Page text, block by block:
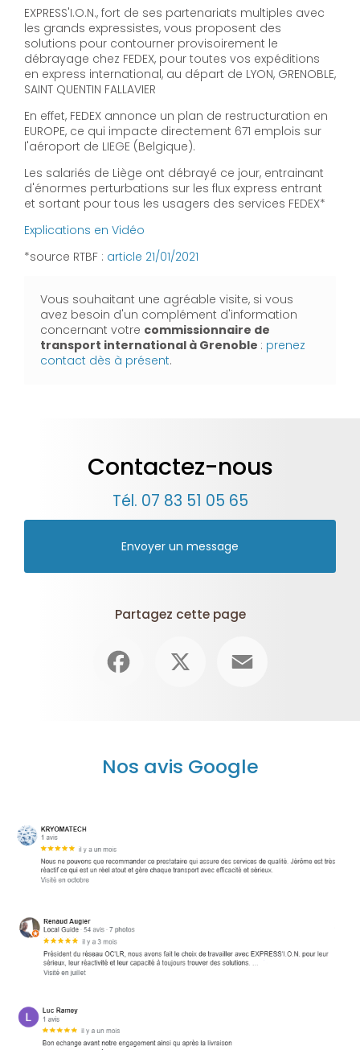
EXPRESS'I.O.N., fort de ses partenariats multiples avec
les grands expressistes, vous proposent des
solutions pour contourner provisoirement le
débrayage chez FEDEX, pour toutes vos expéditions
en express international, au départ de LYON, GRENOBLE,
SAINT QUENTIN FALLAVIER
En effet, FEDEX annonce un plan de restructuration en
EUROPE, ce qui impacte directement 671 emplois sur
l'aéroport de LIEGE (Belgique).
Les salariés de Liège ont débrayé ce jour, entrainant
d'énormes perturbations sur les flux express entrant
et sortant pour tous les usagers des services FEDEX*
Explications en Vidéo
*source RTBF : article 21/01/2021
Vous souhaitant une agréable visite, si vous
avez besoin d'un complément d'information
concernant votre commissionnaire de
transport international à Grenoble : prenez
contact dès à présent.
Contactez-nous
Tél. 07 83 51 05 65
Envoyer un message
Partagez cette page
Nos avis Google